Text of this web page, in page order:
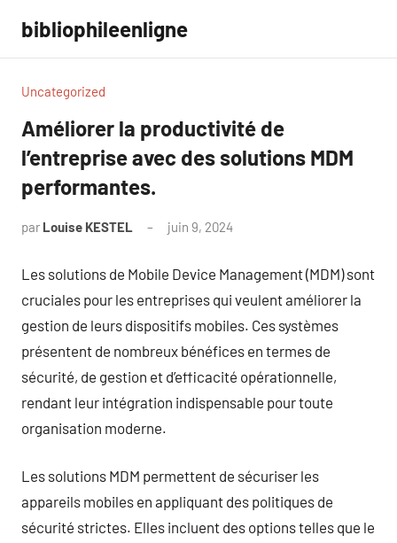
contenu
bibliophileenligne
Uncategorized
Améliorer la productivité de
l’entreprise avec des solutions MDM
performantes.
par Louise KESTEL juin 9, 2024
Les solutions de Mobile Device Management (MDM) sont
cruciales pour les entreprises qui veulent améliorer la
gestion de leurs dispositifs mobiles. Ces systèmes
présentent de nombreux bénéfices en termes de
sécurité, de gestion et d’efficacité opérationnelle,
rendant leur intégration indispensable pour toute
organisation moderne.
Les solutions MDM permettent de sécuriser les
appareils mobiles en appliquant des politiques de
sécurité strictes. Elles incluent des options telles que le